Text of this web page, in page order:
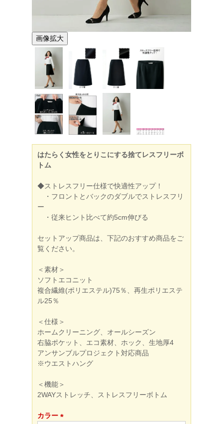
画像拡大
はたらく女性をとりこにする捨てレスフリーボ
トム
◆ストレスフリー仕様で快適性アップ！
・フロントとバックのダブルでストレスフリ
ー
・従来ヒント比べて約5cm伸びる
セットアップ商品は、下記のおすすめ商品をご
覧ください。
＜素材＞
ソフトエコニット
複合繊維(ポリエステル)75％、再生ポリエステ
ル25％
＜仕様＞
ホームクリーニング、オールシーズン
右脇ポケット、エコ素材、ホック、生地厚4
アンサンブルプロジェクト対応商品
※ウエストハング
＜機能＞
2WAYストレッチ、ストレスフリーボトム
カラー